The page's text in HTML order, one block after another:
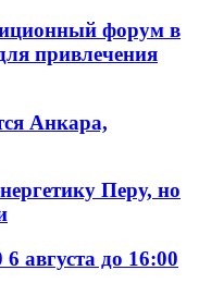
форум в
привлечения
Анкара,
Перу, но
августа до 16:00